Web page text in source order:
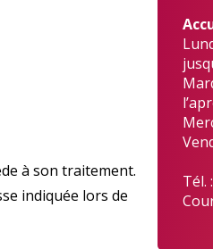
à son traitement.
indiquée lors de
Tél. :